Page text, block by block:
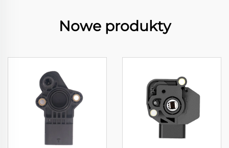
Nowe produkty